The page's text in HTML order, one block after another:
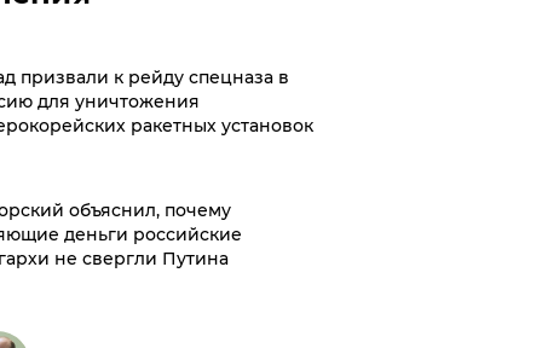
призвали к рейду спецназа в
для уничтожения
ракетных установок
объяснил, почему
деньги российские
не свергли Путина